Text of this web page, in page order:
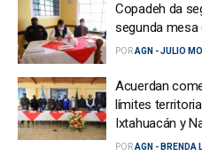
Copadeh da
segunda mesa
PORAGN - JULIO
Acuerdan
límites
Ixtahuacán y
PORAGN - BRENDA